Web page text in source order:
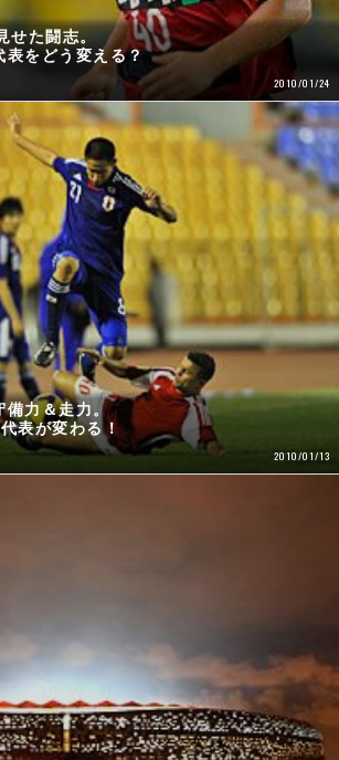
せた闘志。
表をどう変える？
2010/01/24
備力＆走力。
表が変わる！
2010/01/13